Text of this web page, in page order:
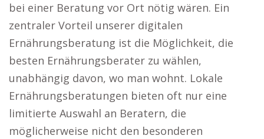
bei einer Beratung vor Ort nötig wären. Ein
zentraler Vorteil unserer digitalen
Ernährungsberatung ist die Möglichkeit, die
besten Ernährungsberater zu wählen,
unabhängig davon, wo man wohnt. Lokale
Ernährungsberatungen bieten oft nur eine
limitierte Auswahl an Beratern, die
möglicherweise nicht den besonderen